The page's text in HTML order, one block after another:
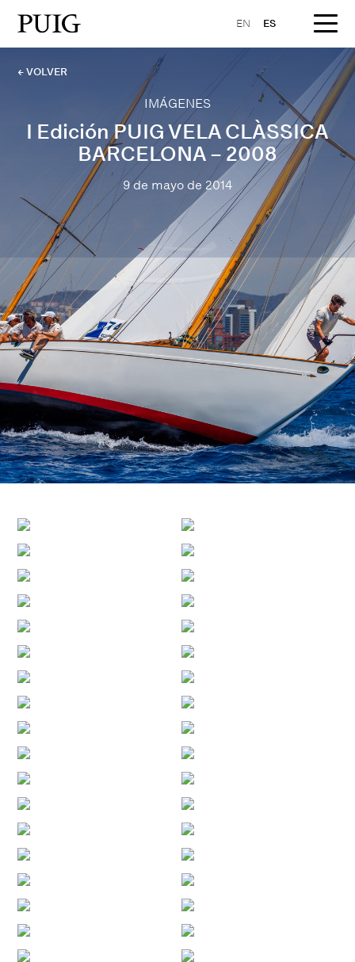
EN ES
← VOLVER
IMÁGENES
I Edición PUIG VELA CLÀSSICA
BARCELONA – 2008
9 de mayo de 2014